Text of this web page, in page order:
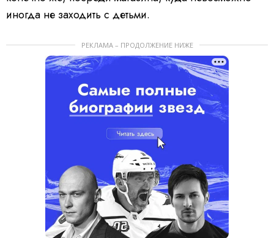
иногда не заходить с детьми.
РЕКЛАМА – ПРОДОЛЖЕНИЕ НИЖЕ